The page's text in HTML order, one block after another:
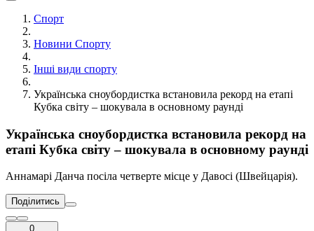
Спорт
Новини Спорту
Інші види спорту
Українська сноубордистка встановила рекорд на етапі
Кубка світу – шокувала в основному раунді
Українська сноубордистка встановила рекорд на
етапі Кубка світу – шокувала в основному раунді
Аннамарі Данча посіла четверте місце у Давосі (Швейцарія).
Поділитись
0